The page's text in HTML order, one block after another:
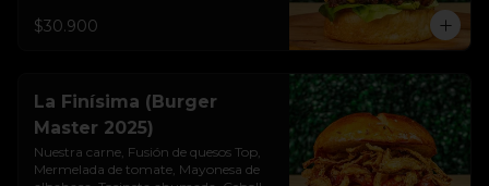
cogollo, Pan brioche premium
$30.900
La Finísima (Burger
Master 2025)
Nuestra carne, Fusión de quesos Top,
Mermelada de tomate, Mayonesa de